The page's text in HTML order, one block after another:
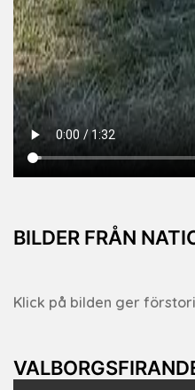
BILDER FRÅN
Klick på bilden ger